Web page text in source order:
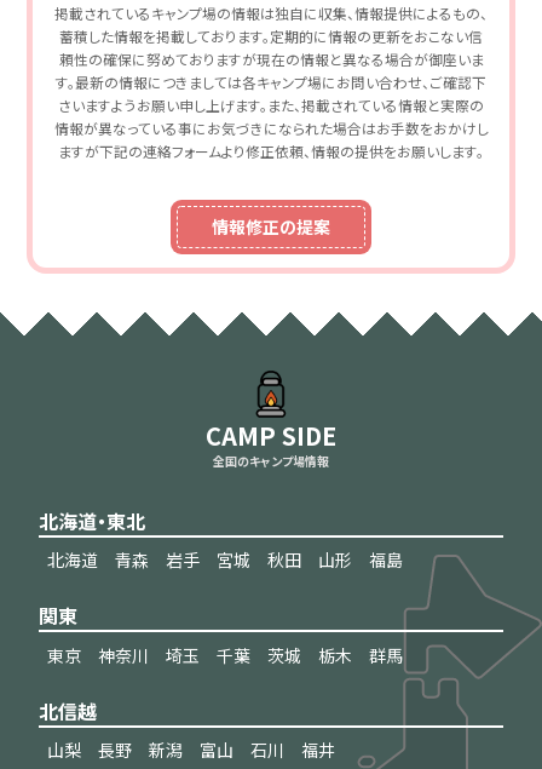
掲載されているキャンプ場の情報は独自に収集、情報提供によるもの、
蓄積した情報を掲載しております。定期的に情報の更新をおこない信
頼性の確保に努めておりますが現在の情報と異なる場合が御座いま
す。最新の情報につきましては各キャンプ場にお問い合わせ、ご確認下
さいますようお願い申し上げます。また、掲載されている情報と実際の
情報が異なっている事にお気づきになられた場合はお手数をおかけし
ますが下記の連絡フォームより修正依頼、情報の提供をお願いします。
情報修正の提案
CAMP SIDE
全国のキャンプ場情報
北海道・東北
北海道 青森 岩手 宮城 秋田 山形 福島
関東
東京 神奈川 埼玉 千葉 茨城 栃木 群馬
北信越
山梨 長野 新潟 富山 石川 福井